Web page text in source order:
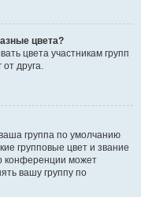
цвета?
цвета участникам групп
друга.
группа по умолчанию
групповые цвет и звание
конференции может
вашу группу по